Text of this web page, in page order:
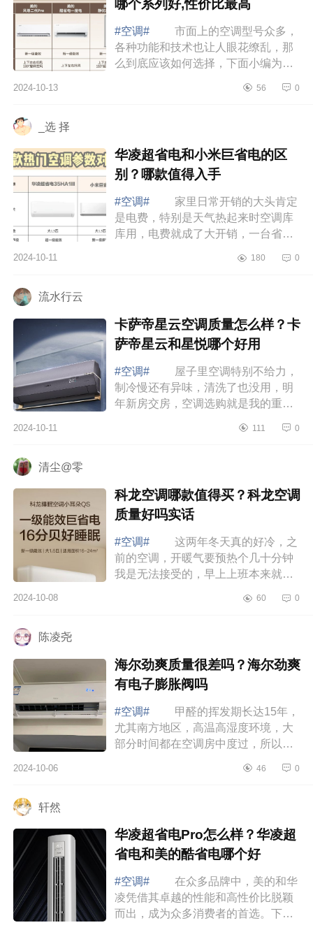
哪个系列好,性价比最高
#空调#
市面上的空调型号众多，
各种功能和技术也让人眼花缭乱，那
么到底应该如何选择，下面小编为大
空调哪个系列好,性价比最高 美的
2024-10-13 56 0
_选 择
华凌超省电和小米巨省电的区
别？哪款值得入手
#空调#
家里日常开销的大头肯定
是电费，特别是天气热起来时空调库
库用，电费就成了大开销，一台省电
笔电费，下面小编为大家介绍下华凌
2024-10-11 180 0
流水行云
卡萨帝星云空调质量怎么样？卡
萨帝星云和星悦哪个好用
#空调#
屋子里空调特别不给力，
制冷慢还有异味，清洗了也没用，明
年新房交房，空调选购就是我的重中
星云空调质量怎么样？卡萨帝星云和
2024-10-11 111 0
清尘@零
科龙空调哪款值得买？科龙空调
质量好吗实话
#空调#
这两年冬天真的好冷，之
前的空调，开暖气要预热个几十分钟
我是无法接受的，早上上班本来就冷
也迟到了，还好遇到了科龙空调，下
2024-10-08 60 0
陈凌尧
海尔劲爽质量很差吗？海尔劲爽
有电子膨胀阀吗
#空调#
甲醛的挥发期长达15年，
尤其南方地区，高温高湿度环境，大
部分时间都在空调房中度过，所以长
小编为大家介绍下海尔劲爽质量很差
2024-10-06 46 0
轩然
华凌超省电Pro怎么样？华凌超
省电和美的酷省电哪个好
#空调#
在众多品牌中，美的和华
凌凭借其卓越的性能和高性价比脱颖
而出，成为众多消费者的首选。下面